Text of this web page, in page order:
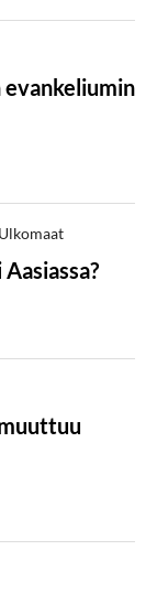
evankeliumin
Ulkomaat